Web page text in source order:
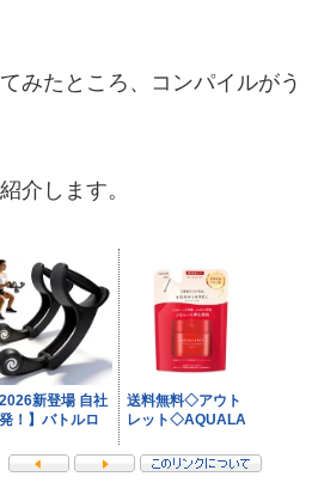
みたところ、コンパイルがう
介します。